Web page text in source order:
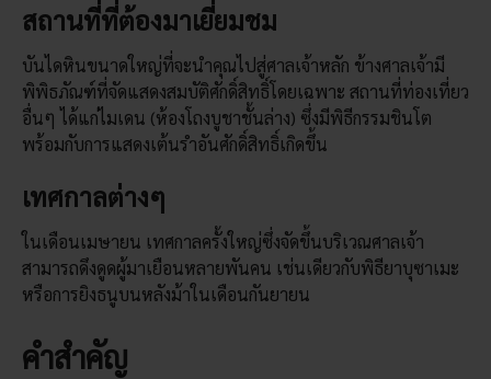
สถานที่ที่ต้องมาเยี่ยมชม
บันไดหินขนาดใหญ่ที่จะนำคุณไปสู่ศาลเจ้าหลัก ข้างศาลเจ้ามี
พิพิธภัณฑ์ที่จัดแสดงสมบัติศักดิ์สิทธิ์โดยเฉพาะ สถานที่ท่องเที่ยว
อื่นๆ ได้แก่ไมเดน (ห้องโถงบูชาชั้นล่าง) ซึ่งมีพิธีกรรมชินโต
พร้อมกับการแสดงเต้นรำอันศักดิ์สิทธิ์เกิดขึ้น
เทศกาลต่างๆ
ในเดือนเมษายน เทศกาลครั้งใหญ่ซึ่งจัดขึ้นบริเวณศาลเจ้า
สามารถดึงดูดผู้มาเยือนหลายพันคน เช่นเดียวกับพิธียาบุซาเมะ
หรือการยิงธนูบนหลังม้าในเดือนกันยายน
คำสำคัญ